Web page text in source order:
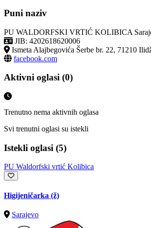
Puni naziv
PU WALDORFSKI VRTIĆ KOLIBICA
JIB: 4202618620006
Ismeta Alajbegovića Šerbe br. 22, 71210
facebook.com
Aktivni oglasi (0)
Trenutno nema aktivnih oglasa
Svi trenutni oglasi su istekli
Istekli oglasi (5)
PU Waldorfski vrtić Kolibica
Higijeničarka (ž)
Sarajevo